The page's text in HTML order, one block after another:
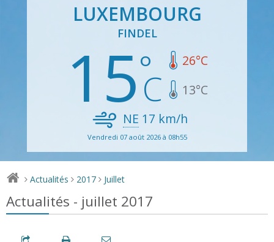
LUXEMBOURG
FINDEL
15 26°C
13°C
NE 17 km/h
Vendredi 07 août 2026 à 08h55
> Actualités > 2017 > Juillet
Actualités - juillet 2017